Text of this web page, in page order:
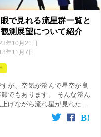
で見れる流星群一覧と
測展望について紹介
年10月21日
年11月7日
が、空気が澄んで星空が良
節でもあります。 そんな澄ん
げながら流れ星が見れたら
綺麗じゃないかな？！」なん
る方へ向け、冬の時期に肉眼